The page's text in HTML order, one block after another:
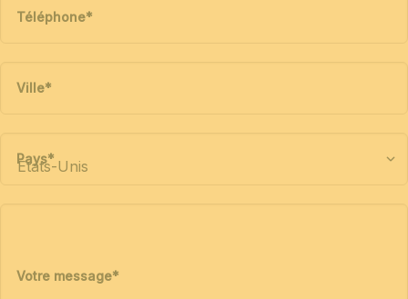
Téléphone*
Ville*
Pays*
Votre message*